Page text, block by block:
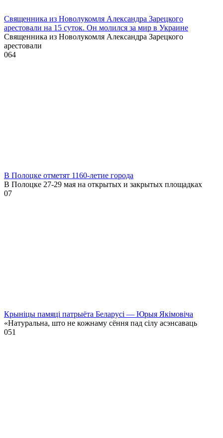
Священника из Новолукомля Александра Зарецкого
арестовали на 15 суток. Он молился за мир в Украине
Священника из Новолукомля Александра Зарецкого
арестовали
064
В Полоцке отметят 1160-летие города
В Полоцке 27-29 мая на открытых и закрытых площадках
07
Крыніцы памяці патрыёта Беларусі — Юрыя Якімовіча
«Натуральна, што не кожнаму сёння пад сілу асэнсаваць
051